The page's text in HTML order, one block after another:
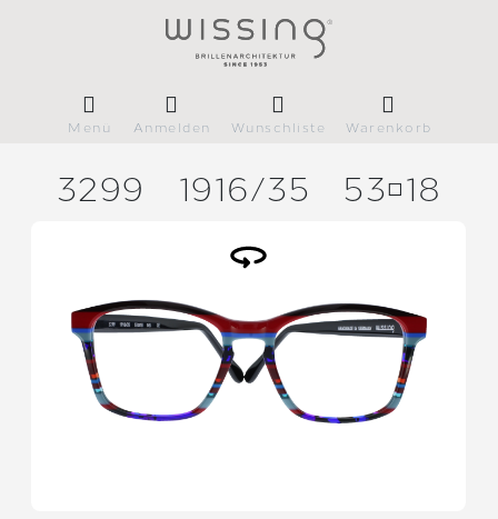
Menü Anmelden Wunschliste Warenkorb
3299 1916/35 5318